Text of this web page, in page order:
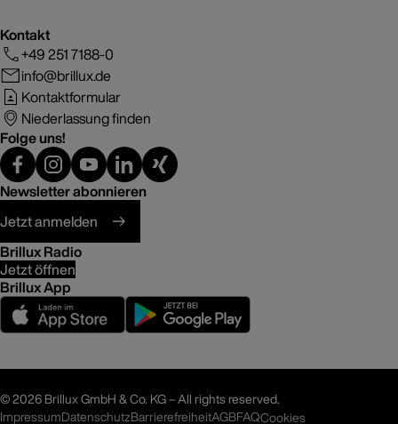
Kontakt
+49 251 7188-0
info@brillux.de
Kontaktformular
Niederlassung finden
Folge uns!
Newsletter abonnieren
Jetzt anmelden
Brillux Radio
Jetzt öffnen
Brillux App
©2026 Brillux GmbH & Co. KG – All rights reserved.
ImpressumDatenschutzBarrierefreiheitAGBFAQCookies